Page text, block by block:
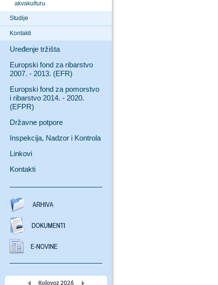
akvakulturu
Studije
Kontakti
Uređenje tržišta
Europski fond za ribarstvo
2007. - 2013. (EFR)
Europski fond za pomorstvo
i ribarstvo 2014. - 2020.
(EFPR)
Državne potpore
Inspekcija, Nadzor i Kontrola
Linkovi
Kontakti
Kolovoz 2026